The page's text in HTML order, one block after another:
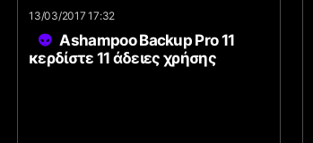
13/03/2017 17:32
Ashampoo Backup Pro 11
κερδίστε 11 άδειες χρήσης